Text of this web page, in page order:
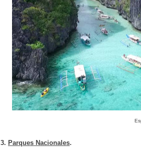
3. Parques Nacionales.